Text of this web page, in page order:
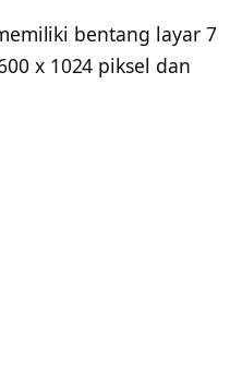
bentang layar 7
x 1024 piksel dan